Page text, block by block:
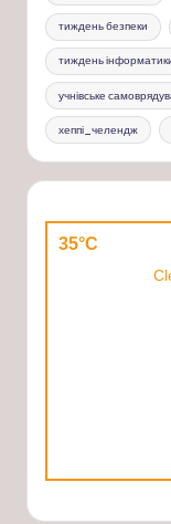
тиждень безпеки
тиждень
учнівське
хеппі_челендж
35°C